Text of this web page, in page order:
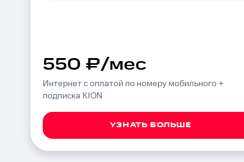
550 ₽/мес
Интернет с оплатой по номеру мобильного +
подписка KION
УЗНАТЬ БОЛЬШЕ